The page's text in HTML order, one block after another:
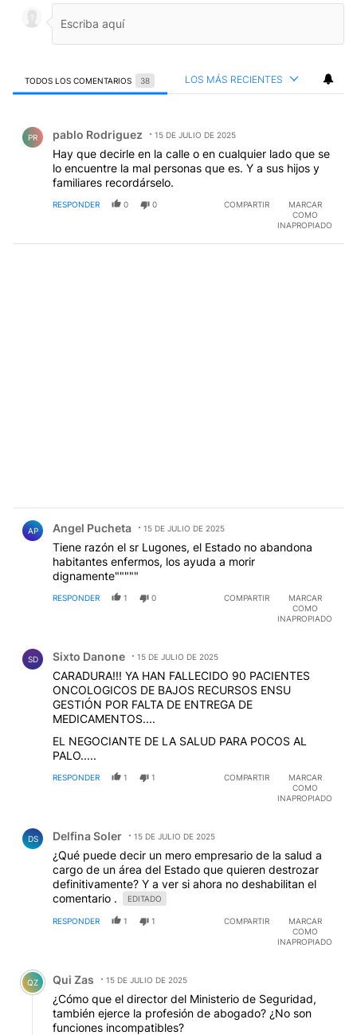
TODOS LOS COMENTARIOS 38 LOS MÁS RECIENTES
PR pablo Rodriguez 15 DE JULIO DE 2025
Hay que decirle en la calle o en cualquier lado que se
lo encuentre la mal personas que es. Y a sus hijos y
familiares recordárselo.
RESPONDER 0 0 COMPARTIR
MARCAR
COMO
INAPROPIADO
AP Angel Pucheta 15 DE JULIO DE 2025
Tiene razón el sr Lugones, el Estado no abandona
habitantes enfermos, los ayuda a morir
dignamente"""""
RESPONDER 1 0 COMPARTIR
MARCAR
COMO
INAPROPIADO
SD Sixto Danone 15 DE JULIO DE 2025
CARADURA!!! YA HAN FALLECIDO 90 PACIENTES
ONCOLOGICOS DE BAJOS RECURSOS ENSU
GESTIÓN POR FALTA DE ENTREGA DE
MEDICAMENTOS....
EL NEGOCIANTE DE LA SALUD PARA POCOS AL
PALO.....
RESPONDER 1 1 COMPARTIR
MARCAR
COMO
INAPROPIADO
DS Delfina Soler 15 DE JULIO DE 2025
¿Qué puede decir un mero empresario de la salud a
cargo de un área del Estado que quieren destrozar
definitivamente? Y a ver si ahora no deshabilitan el
comentario .
EDITADO
RESPONDER 1 1 COMPARTIR
MARCAR
COMO
INAPROPIADO
Comentario de Qui Zas.
QZ Qui Zas 15 DE JULIO DE 2025
¿Cómo que el director del Ministerio de Seguridad,
también ejerce la profesión de abogado? ¿No son
funciones incompatibles?